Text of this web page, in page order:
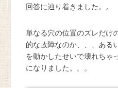
回答に辿り着きました。。
単なる穴の位置のズレだけ
的な故障なのか、、、ある
を動かしたせいで壊れちゃ
になりました。。。